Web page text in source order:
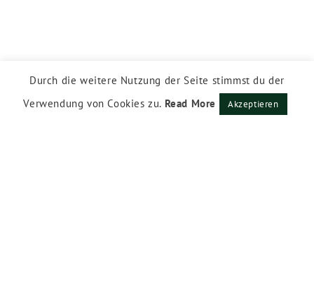
Durch die weitere Nutzung der Seite stimmst du der
Verwendung von Cookies zu. Read More Akzeptieren